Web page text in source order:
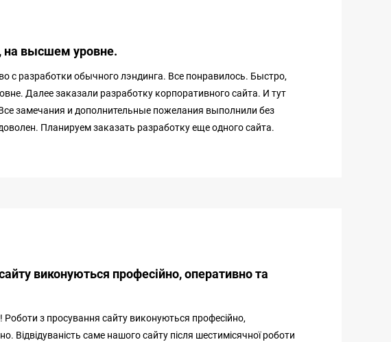
на высшем уровне.
с разработки обычного лэндинга. Все понравилось. Быстро,
Далее заказали разработку корпоративного сайта. И тут
замечания и дополнительные пожелания выполнили без
Планируем заказать разработку еще одного сайта.
виконуються професійно, оперативно та
з просування сайту виконуються професійно,
Відвідуваність саме нашого сайту після шестимісячної роботи